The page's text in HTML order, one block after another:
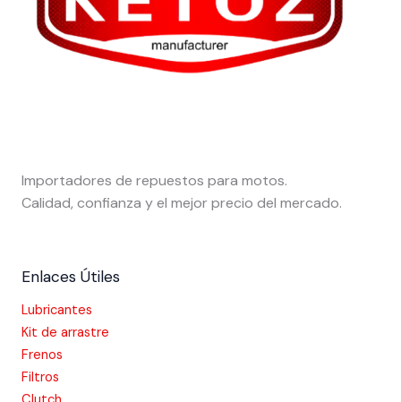
Importadores de repuestos para motos.
Calidad, confianza y el mejor precio del mercado.
Enlaces Útiles
Lubricantes
Kit de arrastre
Frenos
Filtros